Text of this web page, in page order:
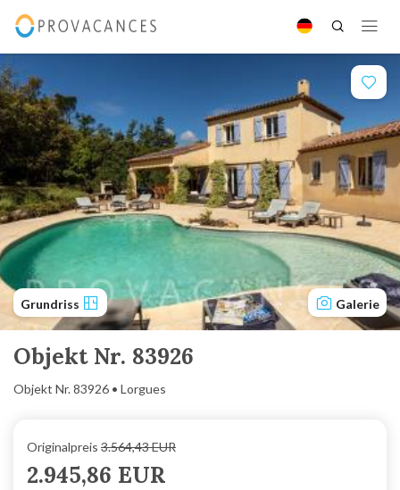
Grundriss Galerie
Objekt Nr. 83926
Objekt Nr. 83926 • Lorgues
Originalpreis 3.564,43 EUR
2.945,86 EUR